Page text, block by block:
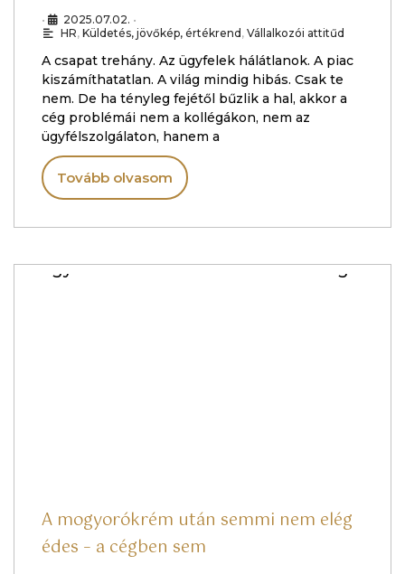
• 2025.07.02. •
HR, Küldetés, jövőkép, értékrend , Vállalkozói attitűd
A csapat trehány. Az ügyfelek hálátlanok. A piac
kiszámíthatatlan. A világ mindig hibás. Csak te
nem. De ha tényleg fejétől bűzlik a hal, akkor a
cég problémái nem a kollégákon, nem az
ügyfélszolgálaton, hanem a
Tovább olvasom
A mogyorókrém után semmi nem elég
édes – a cégben sem